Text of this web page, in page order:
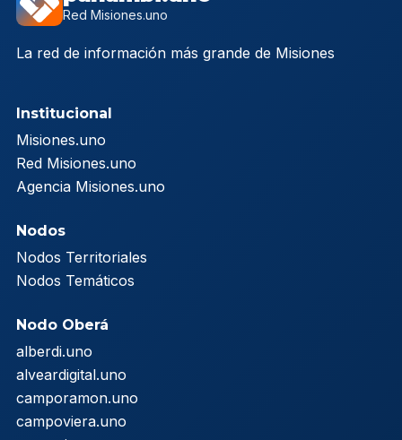
Red Misiones.uno
La red de información más grande de Misiones
Institucional
Misiones.uno
Red Misiones.uno
Agencia Misiones.uno
Nodos
Nodos Territoriales
Nodos Temáticos
Nodo Oberá
alberdi.uno
alveardigital.uno
camporamon.uno
campoviera.uno